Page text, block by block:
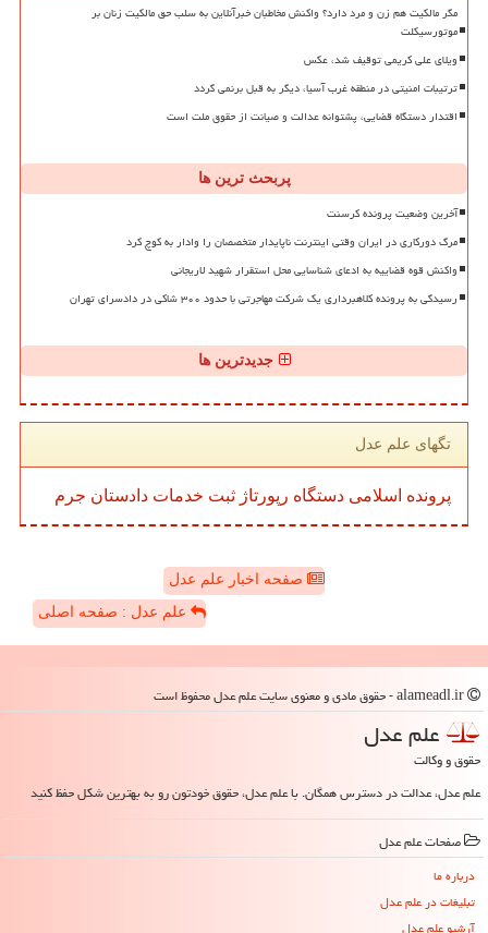
مگر مالکیت هم زن و مرد دارد؟ واکنش مخاطبان خبرآنلاین به سلب حق مالکیت زنان بر
موتورسیکلت
ویلای علی کریمی توقیف شد، عکس
ترتیبات امنیتی در منطقه غرب آسیا، دیگر به قبل برنمی گردد
اقتدار دستگاه قضایی، پشتوانه عدالت و صیانت از حقوق ملت است
پربحث ترین ها
آخرین وضعیت پرونده کرسنت
مرگ دورکاری در ایران وقتی اینترنت ناپایدار متخصصان را وادار به کوچ کرد
واکنش قوه قضاییه به ادعای شناسایی محل استقرار شهید لاریجانی
رسیدگی به پرونده کلاهبرداری یک شرکت مهاجرتی با حدود ۳۰۰ شاکی در دادسرای تهران
جدیدترین ها
تگهای علم عدل
پرونده اسلامی دستگاه رپورتاژ ثبت خدمات دادستان جرم
صفحه اخبار علم عدل
علم عدل : صفحه اصلی
علم عدل
حقوق و وکالت
علم عدل، عدالت در دسترس همگان. با علم عدل، حقوق خودتون رو به بهترین شکل حفظ کنید
صفحات علم عدل
درباره ما
تبلیغات در علم عدل
آرشیو علم عدل